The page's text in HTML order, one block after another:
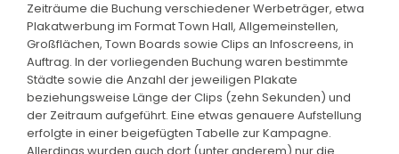
Zeiträume die Buchung verschiedener Werbeträger, etwa
Plakatwerbung im Format Town Hall, Allgemeinstellen,
Großflächen, Town Boards sowie Clips an Infoscreens, in
Auftrag. In der vorliegenden Buchung waren bestimmte
Städte sowie die Anzahl der jeweiligen Plakate
beziehungsweise Länge der Clips (zehn Sekunden) und
der Zeitraum aufgeführt. Eine etwas genauere Aufstellung
erfolgte in einer beigefügten Tabelle zur Kampagne.